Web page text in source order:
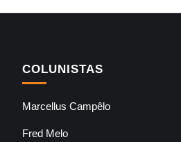
COLUNISTAS
Marcellus Campêlo
Fred Melo